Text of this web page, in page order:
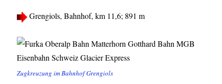
Grengiols, Bahnhof, km 11,6; 891 m
Zugkreuzung im Bahnhof Grengiols